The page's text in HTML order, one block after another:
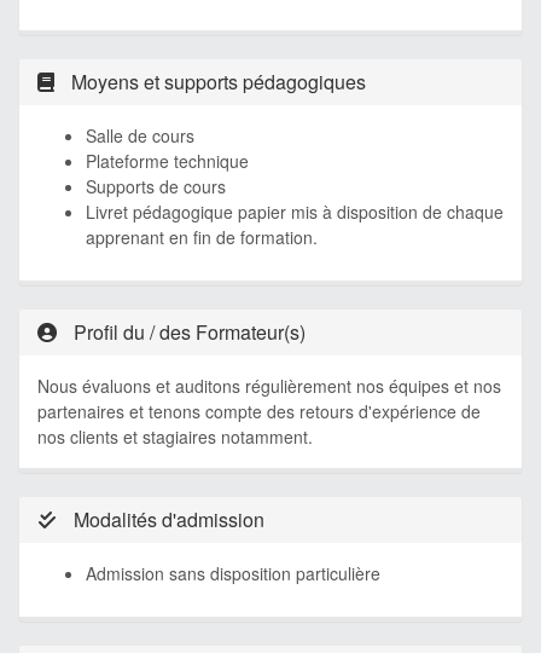
Moyens et supports pédagogiques
Salle de cours
Plateforme technique
Supports de cours
Livret pédagogique papier mis à disposition de chaque
apprenant en fin de formation.
Profil du / des Formateur(s)
Nous évaluons et auditons régulièrement nos équipes et nos
partenaires et tenons compte des retours d'expérience de
nos clients et stagiaires notamment.
Modalités d'admission
Admission sans disposition particulière